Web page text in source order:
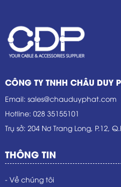
CÔNG TY TNHH CHÂU DUY
Email: sales@chauduyphat.com
Hotline: 028 35155101
Trụ sở: 204 Nơ Trang Long, P.12,
THÔNG TIN
- Về chúng tôi